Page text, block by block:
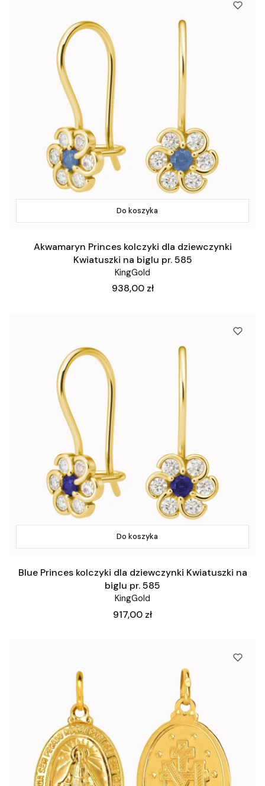
Do koszyka
Akwamaryn Princes kolczyki dla dziewczynki
Kwiatuszki na biglu pr. 585
KingGold
Cena
938,00 zł
Do koszyka
Blue Princes kolczyki dla dziewczynki Kwiatuszki na
biglu pr. 585
KingGold
Cena
917,00 zł